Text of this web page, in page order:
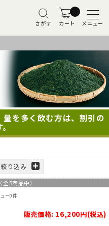
さがす カート メニュー
を多く飲む方は、割引の
絞り込み
全5商品中）
ー0件
販売価格: 16,200円(税込)